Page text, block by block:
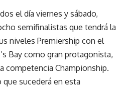
el día viernes y sábado,
semifinalistas que tendrá la
niveles Premiership con el
Bay como gran protagonista,
competencia Championship.
sucederá en esta